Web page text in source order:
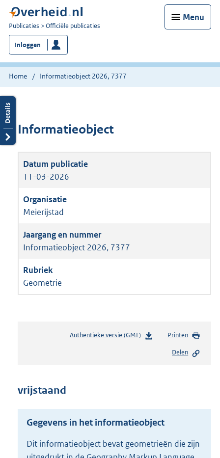
Menu
U
bent
nu
hier:
Publicaties Officiële publicaties
Inloggen
Home Informatieobject 2026, 7377
Informatieobject
11-03-2026
Meierijstad
Informatieobject 2026, 7377
Geometrie
Authentieke versie (GML)b
s
r
o
Printen
Delen
vrijstaand
Gegevens in het informatieobject
Dit informatieobject bevat geometrieën die zijn